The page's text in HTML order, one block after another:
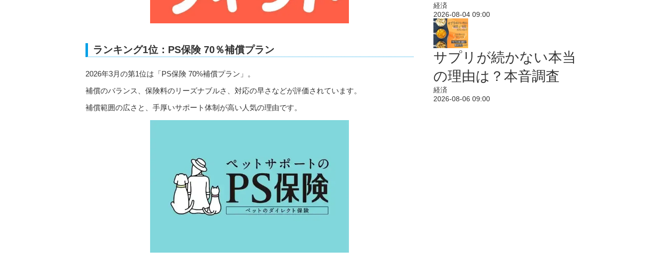
ランキング1位：PS保険 70％補償プラン
2026年3月の第1位は「PS保険 70%補償プラン」。
補償のバランス、保険料のリーズナブルさ、対応の早さなどが評価されています。
補償範囲の広さと、手厚いサポート体制が高い人気の理由です。
経済
2026-08-04 09:00
サプリが続かない本当
の理由は？本音調査
経済
2026-08-06 09:00